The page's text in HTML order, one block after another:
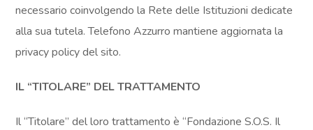
necessario coinvolgendo la Rete delle Istituzioni dedicate
alla sua tutela. Telefono Azzurro mantiene aggiornata la
privacy policy del sito.
IL “TITOLARE” DEL TRATTAMENTO
Il “Titolare” del loro trattamento è “Fondazione S.O.S. Il